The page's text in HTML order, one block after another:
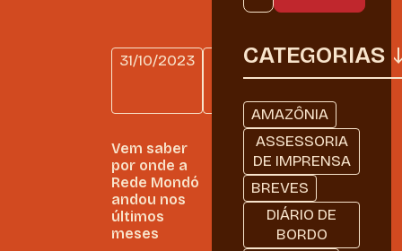
31/10/2023
DIÁRIO
BORDO
Vem saber
por onde a
Rede Mondó
andou nos
últimos
meses
CATEGORIAS
AMAZÔNIA
ASSESSORIA
DE IMPRENSA
BREVES
DIÁRIO DE
BORDO